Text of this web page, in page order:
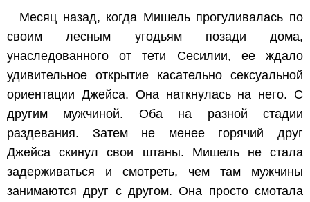
Месяц назад, когда Мишель прогуливалась по
своим лесным угодьям позади дома,
унаследованного от тети Сесилии, ее ждало
удивительное открытие касательно сексуальной
ориентации Джейса. Она наткнулась на него. С
другим мужчиной. Оба на разной стадии
раздевания. Затем не менее горячий друг
Джейса скинул свои штаны. Мишель не стала
задерживаться и смотреть, чем там мужчины
занимаются друг с другом. Она просто смотала